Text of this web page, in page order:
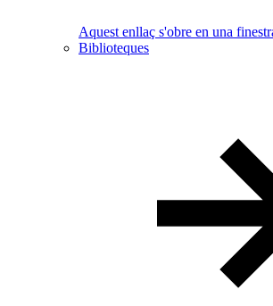
Aquest enllaç s'obre en una
Biblioteques